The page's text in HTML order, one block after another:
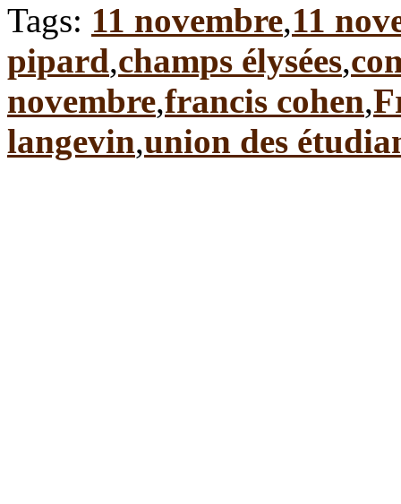
Tags: 11 novembre,11
pipard,champs élysées,
novembre,francis cohen,
langevin,union des